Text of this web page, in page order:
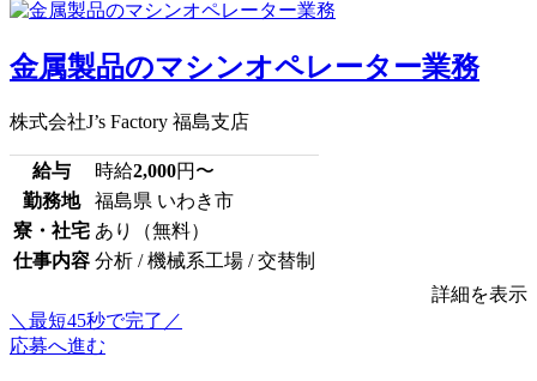
金属製品のマシンオペレーター業務
株式会社J’s Factory 福島支店
給与 時給2,000円〜
勤務地
福島県 いわき市
寮・社宅 あり（無料）
仕事内容 分析 / 機械系工場 / 交替制
詳細を表示
＼最短45秒で完了／
応募へ進む